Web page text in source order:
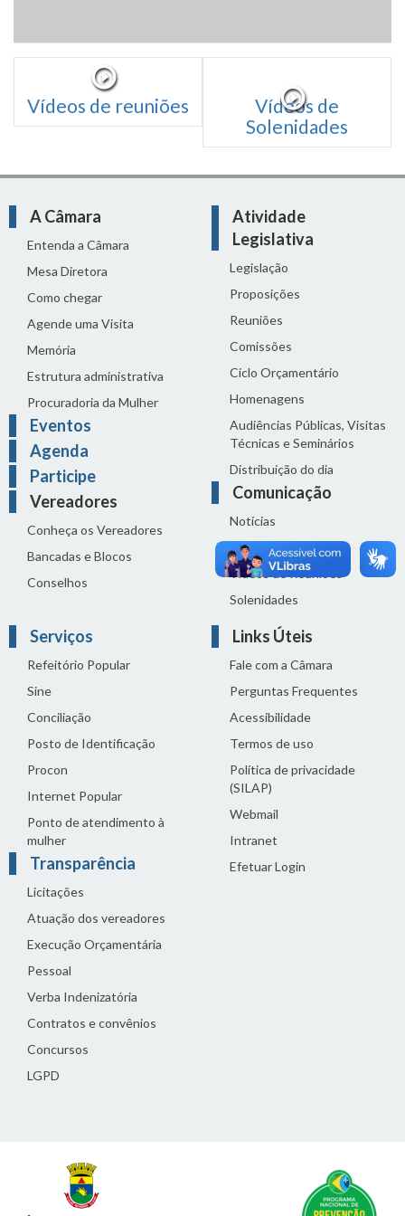
Vídeos de reuniões
Vídeos de
Solenidades
A Câmara
Entenda a Câmara
Mesa Diretora
Como chegar
Agende uma Visita
Memória
Estrutura administrativa
Procuradoria da Mulher
Eventos
Agenda
Participe
Vereadores
Conheça os Vereadores
Bancadas e Blocos
Conselhos
Atividade
Legislativa
Legislação
Proposições
Reuniões
Comissões
Ciclo Orçamentário
Homenagens
Audiências Públicas, Visitas
Técnicas e Seminários
Distribuição do dia
Comunicação
Notícias
Sala de Imprensa
Vídeos de Reuniões
Solenidades
Serviços
Refeitório Popular
Sine
Conciliação
Posto de Identificação
Procon
Internet Popular
Ponto de atendimento à
mulher
Transparência
Licitações
Atuação dos vereadores
Execução Orçamentária
Pessoal
Verba Indenizatória
Contratos e convênios
Concursos
LGPD
Links Úteis
Fale com a Câmara
Perguntas Frequentes
Acessibilidade
Termos de uso
Política de privacidade
(SILAP)
Webmail
Intranet
Efetuar Login